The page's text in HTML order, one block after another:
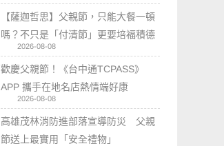
【薩迦哲思】父親節，只能大餐一頓
嗎？不只是「付清節」更要培福積德
2026-08-08
歡慶父親節！《台中通TCPASS》
APP 攜手在地名店熱情端好康
2026-08-08
高雄茂林消防進部落宣導防災 父親
節送上最實用「安全禮物」